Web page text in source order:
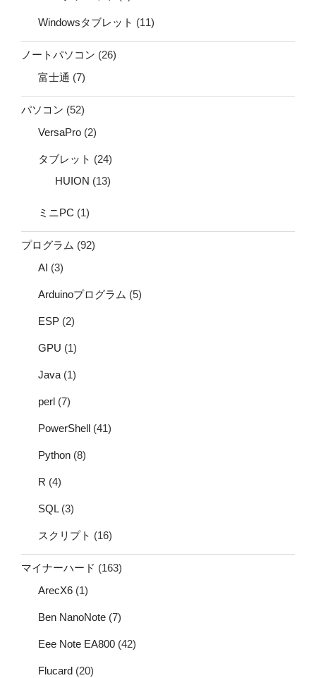
Windowsタブレット (11)
ノートパソコン (26)
富士通 (7)
パソコン (52)
VersaPro (2)
タブレット (24)
HUION (13)
ミニPC (1)
プログラム (92)
AI (3)
Arduinoプログラム (5)
ESP (2)
GPU (1)
Java (1)
perl (7)
PowerShell (41)
Python (8)
R (4)
SQL(3)
スクリプト (16)
マイナーハード (163)
ArecX6 (1)
Ben NanoNote (7)
Eee Note EA800 (42)
Flucard (20)